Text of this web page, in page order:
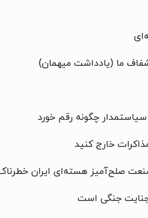
ما (یادداشت میهمان)
سیاستمدار چگونه رقم خورد
خارج کنید
صلح‌آمیز هسته‌ای ایران
جنایت جنگی است